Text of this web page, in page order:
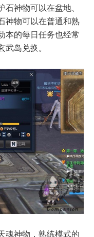
神物可以在盆地、
神物可以在普通和熟
本的每日任务也经常
武岛兑换。
魂神物，熟练模式的